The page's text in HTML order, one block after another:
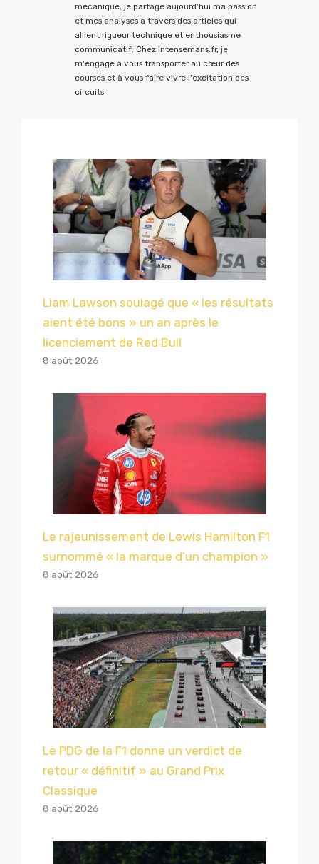
mécanique, je partage aujourd'hui ma passion
et mes analyses à travers des articles qui
allient rigueur technique et enthousiasme
communicatif. Chez Intensemans.fr, je
m'engage à vous transporter au cœur des
courses et à vous faire vivre l'excitation des
circuits.
Liam Lawson soulagé que « les résultats
aient été bons » un an après le
licenciement de Red Bull
8 août 2026
Le rajeunissement de Lewis Hamilton F1
surnommé « la marque d’un champion »
8 août 2026
Le PDG de la F1 donne un verdict de
retour « définitif » au Grand Prix
Classique
8 août 2026